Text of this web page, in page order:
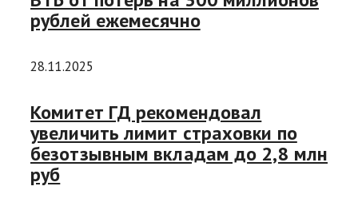
рублей ежемесячно
28.11.2025
Комитет ГД рекомендовал
увеличить лимит страховки по
безотзывным вкладам до 2,8 млн
руб